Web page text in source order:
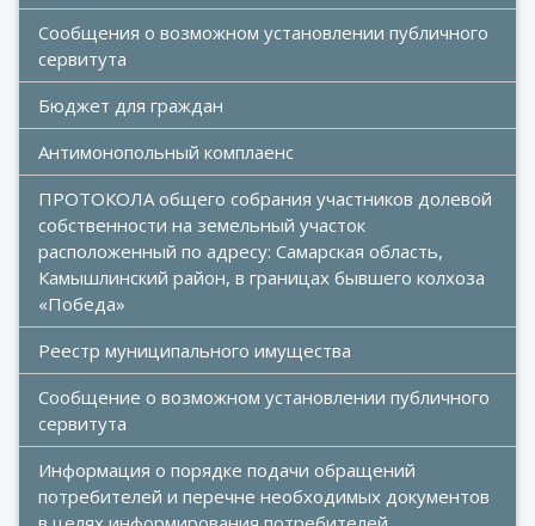
Сообщения о возможном установлении публичного
сервитута
Бюджет для граждан
Антимонопольный комплаенс
ПРОТОКОЛА общего собрания участников долевой
собственности на земельный участок
расположенный по адресу: Самарская область,
Камышлинский район, в границах бывшего колхоза
«Победа»
Реестр муниципального имущества
Сообщение о возможном установлении публичного
сервитута
Информация о порядке подачи обращений
потребителей и перечне необходимых документов